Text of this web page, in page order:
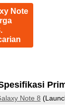
Note
Note 8